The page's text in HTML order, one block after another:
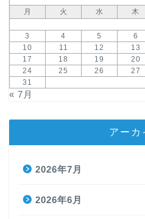
月
火 水 木
3
4 5 6
10
11 12 13
17
18 19 20
24
25 26 27
31
« 7月
アーカ
2026年7月
2026年6月